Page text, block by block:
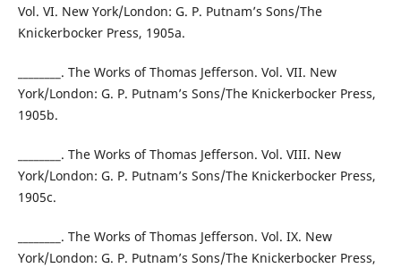
Vol. VI. New York/London: G. P. Putnam’s Sons/The
Knickerbocker Press, 1905a.
________. The Works of Thomas Jefferson. Vol. VII. New
York/London: G. P. Putnam’s Sons/The Knickerbocker Press,
1905b.
________. The Works of Thomas Jefferson. Vol. VIII. New
York/London: G. P. Putnam’s Sons/The Knickerbocker Press,
1905c.
________. The Works of Thomas Jefferson. Vol. IX. New
York/London: G. P. Putnam’s Sons/The Knickerbocker Press,